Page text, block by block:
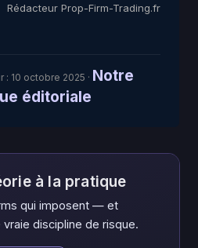
Rédacteur Prop-Firm-Trading.fr
: 10 octobre 2025 · Notre
éditoriale
à la pratique
qui imposent — et
discipline de risque.